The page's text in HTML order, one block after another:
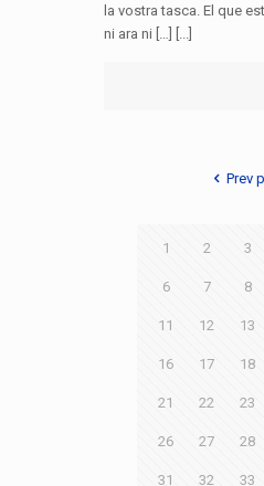
la vostra tasca. El que
ni ara ni […] [...]
Prev
1 2 3
6 7 8
11 12 13
16 17 18
21 22 23
26 27 28
31 32 33